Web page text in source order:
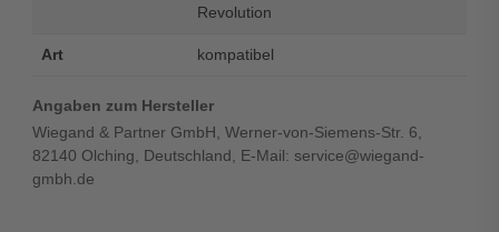
Revolution
Art kompatibel
Angaben zum Hersteller
Wiegand & Partner GmbH, Werner-von-Siemens-Str. 6,
82140 Olching, Deutschland, E-Mail: service@wiegand-
gmbh.de